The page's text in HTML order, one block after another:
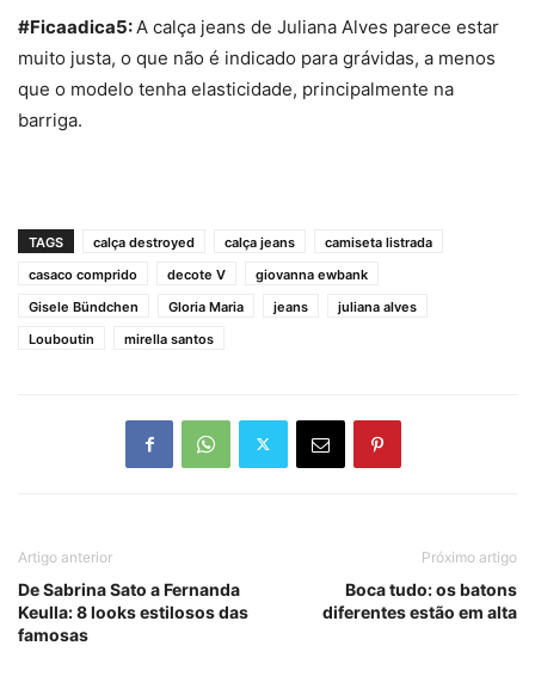
#Ficaadica5: A calça jeans de Juliana Alves parece estar
muito justa, o que não é indicado para grávidas, a menos
que o modelo tenha elasticidade, principalmente na
barriga.
TAGS calça destroyed calça jeans
camiseta listrada
casaco comprido
decote V
giovanna ewbank
Gisele Bündchen
Gloria Maria jeans
juliana alves
Louboutin
mirella santos
Artigo anterior
De Sabrina Sato a Fernanda
Keulla: 8 looks estilosos das
famosas
Próximo artigo
Boca tudo: os batons
diferentes estão em alta